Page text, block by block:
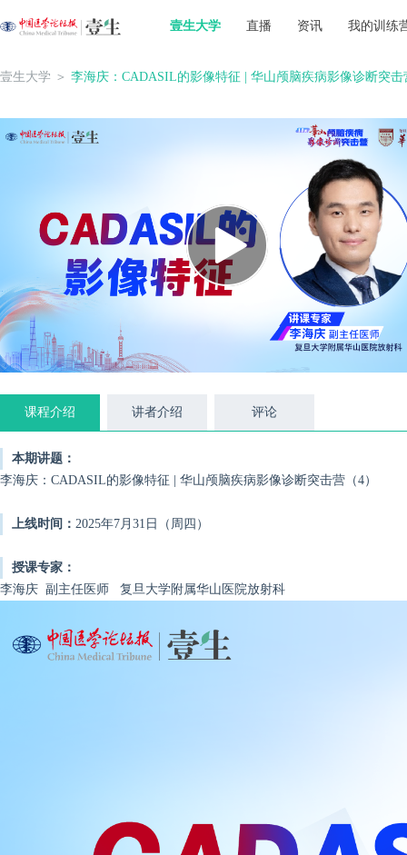
壹生大学 直播 资讯 我的训练
壹生大学 ＞ 李海庆：CADASIL的影像特征 | 华山颅脑疾病影像诊断突击
课程介绍 讲者介绍 评论
本期讲题：
李海庆：CADASIL的影像特征 | 华山颅脑疾病影像诊断突击营（4）
上线时间： 2025年7月31日（周四）
授课专家：
李海庆 副主任医师 复旦大学附属华山医院放射科